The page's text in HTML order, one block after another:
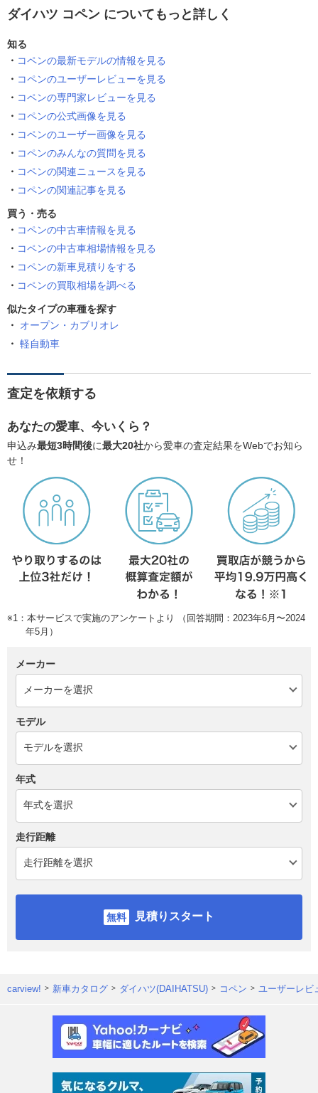
ダイハツ コペン についてもっと詳しく
知る
コペンの最新モデルの情報を見る
コペンのユーザーレビューを見る
コペンの専門家レビューを見る
コペンの公式画像を見る
コペンのユーザー画像を見る
コペンのみんなの質問を見る
コペンの関連ニュースを見る
コペンの関連記事を見る
買う・売る
コペンの中古車情報を見る
コペンの中古車相場情報を見る
コペンの新車見積りをする
コペンの買取相場を調べる
似たタイプの車種を探す
オープン・カブリオレ
軽自動車
査定を依頼する
あなたの愛車、今いくら？
申込み最短3時間後に最大20社から愛車の査定結果をWebでお知ら
せ！
※1：本サービスで実施のアンケートより （回答期間：2023年6月〜2024
年5月）
メーカー
モデル
年式
走行距離
見積りスタート
carview! 新車カタログ ダイハツ(DAIHATSU) コペン ユーザーレビ